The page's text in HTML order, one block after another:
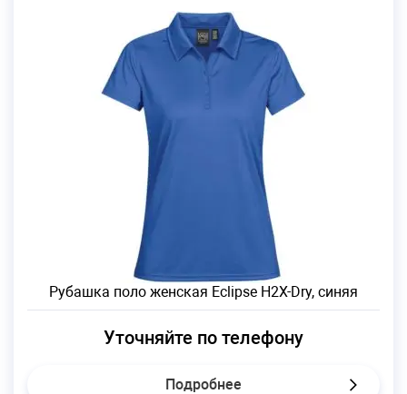
Рубашка поло женская Eclipse H2X-Dry, синяя
Уточняйте по телефону
Подробнее